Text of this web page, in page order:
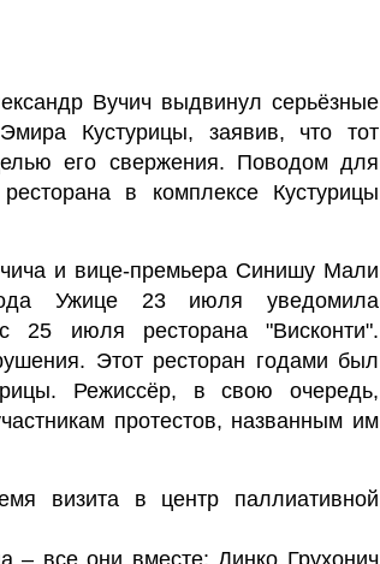
Вучич выдвинул серьёзные
Кустурицы, заявив, что тот
его свержения. Поводом для
в комплексе Кустурицы
и вице-премьера Синишу Мали
Ужице 23 июля уведомила
25 июля ресторана "Висконти".
Этот ресторан годами был
Режиссёр, в свою очередь,
протестов, названным им
визита в центр паллиативной
– все они вместе: Динко Грухонич